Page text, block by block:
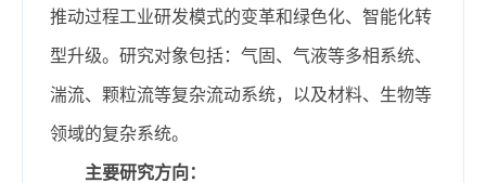
推动过程工业研发模式的变革和绿色化、智能化转
型升级。研究对象包括：气固、气液等多相系统、
湍流、颗粒流等复杂流动系统，以及材料、生物等
领域的复杂系统。
主要研究方向：